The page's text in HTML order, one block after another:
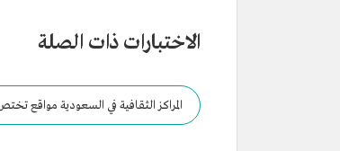
الاختبارات ذات الصلة
المراكز الثقافية في السعودية مواقع